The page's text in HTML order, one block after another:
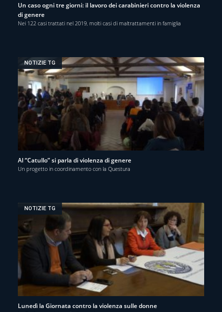
Un caso ogni tre giorni: il lavoro dei carabinieri contro la violenza
di genere
Nei 122 casi trattati nel 2019, molti casi di maltrattamenti in famiglia
NOTIZIE TG
Al “Catullo” si parla di violenza di genere
Un progetto in coordinamento con la Questura
NOTIZIE TG
Lunedì la Giornata contro la violenza sulle donne